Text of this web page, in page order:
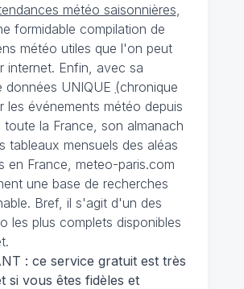
météo saisonnières
formidable compilation de
météo utiles que l'on peut
internet. Enfin, avec sa
données UNIQUE (chronique
les événements météo depuis
toute la France, son almanach
tableaux mensuels des aléas
en France, meteo-paris.com
une base de recherches
Bref, il s'agit d'un des
les plus complets disponibles
: ce service gratuit est très
si vous êtes fidèles et